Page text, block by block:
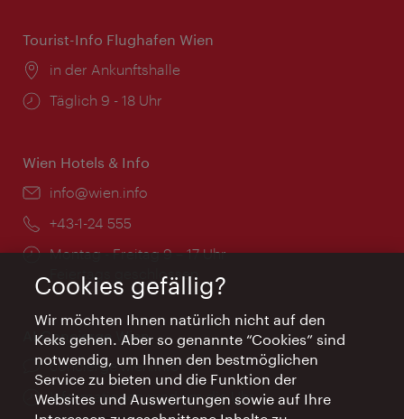
Tourist-Info Flughafen Wien
Ort:
in der Ankunftshalle
Öffnungszeiten:
Täglich 9 - 18 Uhr
Wien Hotels & Info
Email:
info@wien.info
Telefon:
+43-1-24 555
Öffnungszeiten:
Montag - Freitag 9 – 17 Uhr
Feiertags geschlossen
AI Concierge Wien
Ort:
concierge.wien.info
Öffnungszeiten:
Informationen rund um die Uhr
Cookies gefällig?
Wir möchten Ihnen natürlich nicht auf den
Keks gehen. Aber so genannte “Cookies” sind
notwendig, um Ihnen den bestmöglichen
Service zu bieten und die Funktion der
Websites und Auswertungen sowie auf Ihre